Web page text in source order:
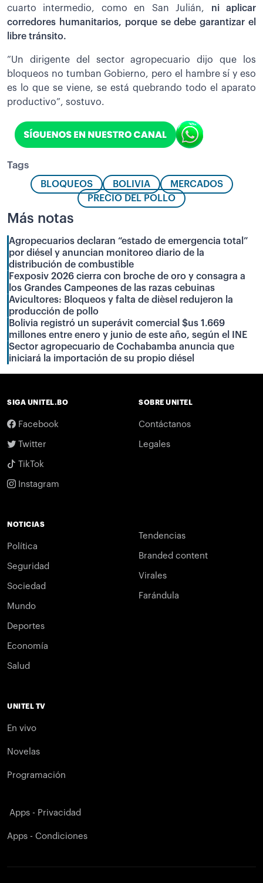
cuarto intermedio, como en San Julián, ni aplicar
corredores humanitarios, porque se debe garantizar el
libre tránsito.
”Un dirigente del sector agropecuario dijo que los
bloqueos no tumban Gobierno, pero el hambre sí y eso
es lo que se viene, se está quebrando todo el aparato
productivo”, sostuvo.
Tags
BLOQUEOS BOLIVIA
MERCADOS
PRECIO DEL POLLO
Más notas
Agropecuarios declaran “estado de emergencia total”
por diésel y anuncian monitoreo diario de la
distribución de combustible
Fexposiv 2026 cierra con broche de oro y consagra a
los Grandes Campeones de las razas cebuinas
Avicultores: Bloqueos y falta de dièsel redujeron la
producción de pollo
Bolivia registró un superávit comercial $us 1.669
millones entre enero y junio de este año, según el INE
Sector agropecuario de Cochabamba anuncia que
iniciará la importación de su propio diésel
SIGA UNITEL.BO
Facebook
Twitter
TikTok
Instagram
SOBRE UNITEL
Contáctanos
Legales
NOTICIAS
Política
Seguridad
Sociedad
Mundo
Deportes
Economía
Salud
Tendencias
Branded content
Virales
Farándula
UNITEL TV
En vivo
Novelas
Programación
Apps - Privacidad
Apps - Condiciones